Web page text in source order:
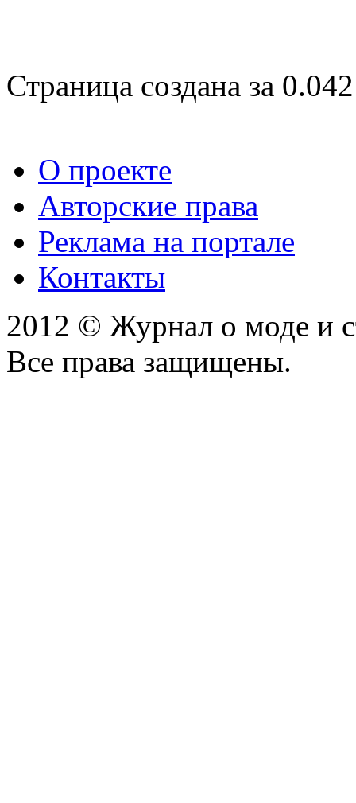
Страница создана за
О проекте
Авторские права
Реклама на портале
Контакты
2012 © Журнал о моде и
Все права защищены.